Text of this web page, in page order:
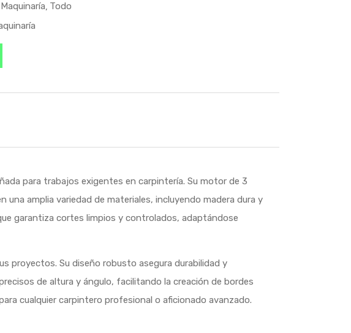
Maquinaría Todo
para trabajos exigentes en carpintería. Su motor de 3
amplia variedad de materiales, incluyendo madera dura y
garantiza cortes limpios y controlados, adaptándose
proyectos. Su diseño robusto asegura durabilidad y
de altura y ángulo, facilitando la creación de bordes
cualquier carpintero profesional o aficionado avanzado.